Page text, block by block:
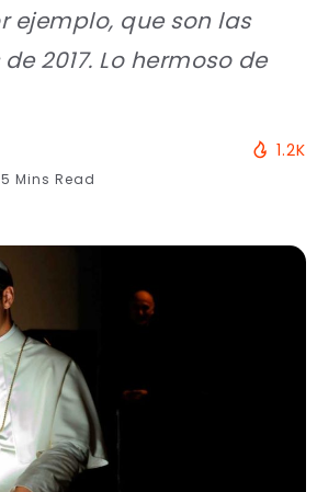
ejemplo, que son las
2017. Lo hermoso de
5 Mins Read
1.2K